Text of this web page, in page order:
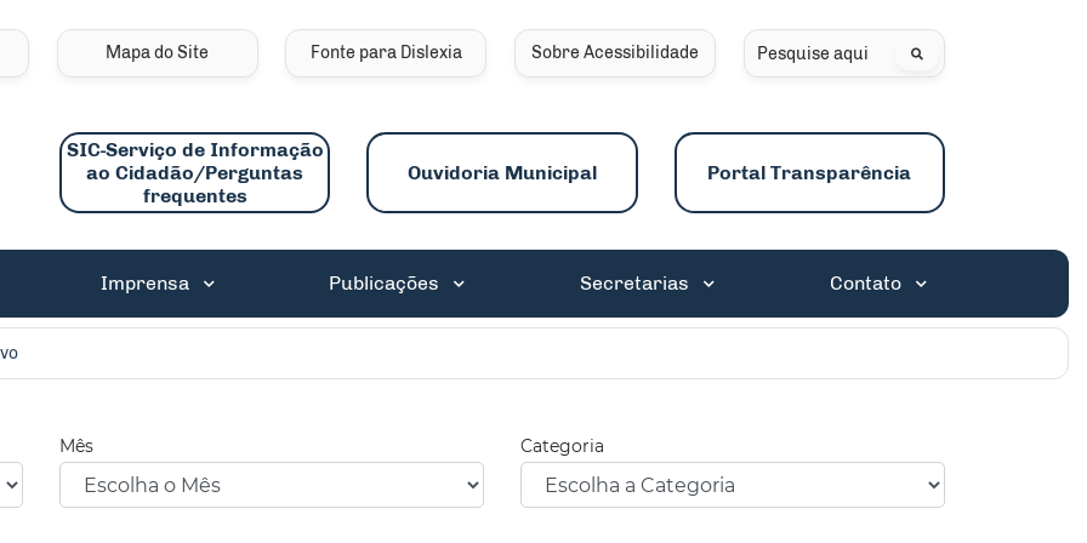
de acessibilidade
Mapa do Site Fonte para Dislexia Sobre Acessibilidade Pesquisar
SIC-Serviço de Informação
ao Cidadão/Perguntas
frequentes
Ouvidoria Municipal Portal Transparência
Imprensa Publicações Secretarias Contato
Mês Categoria